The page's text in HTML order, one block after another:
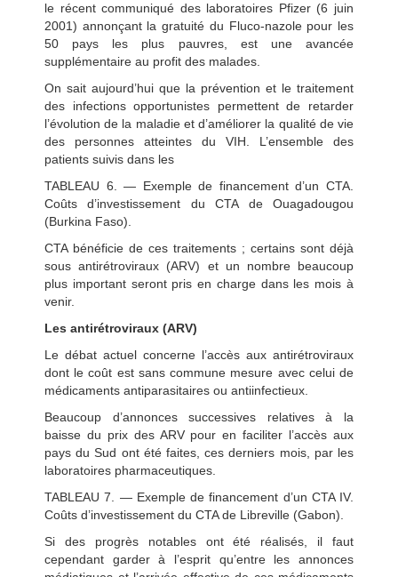
le récent communiqué des laboratoires Pfizer (6 juin
2001) annonçant la gratuité du Fluco-nazole pour les
50 pays les plus pauvres, est une avancée
supplémentaire au profit des malades.
On sait aujourd’hui que la prévention et le traitement
des infections opportunistes permettent de retarder
l’évolution de la maladie et d’améliorer la qualité de vie
des personnes atteintes du VIH. L’ensemble des
patients suivis dans les
TABLEAU 6. — Exemple de financement d’un CTA.
Coûts d’investissement du CTA de Ouagadougou
(Burkina Faso).
CTA bénéficie de ces traitements ; certains sont déjà
sous antirétroviraux (ARV) et un nombre beaucoup
plus important seront pris en charge dans les mois à
venir.
Les antirétroviraux (ARV)
Le débat actuel concerne l’accès aux antirétroviraux
dont le coût est sans commune mesure avec celui de
médicaments antiparasitaires ou antiinfectieux.
Beaucoup d’annonces successives relatives à la
baisse du prix des ARV pour en faciliter l’accès aux
pays du Sud ont été faites, ces derniers mois, par les
laboratoires pharmaceutiques.
TABLEAU 7. — Exemple de financement d’un CTA IV.
Coûts d’investissement du CTA de Libreville (Gabon).
Si des progrès notables ont été réalisés, il faut
cependant garder à l’esprit qu’entre les annonces